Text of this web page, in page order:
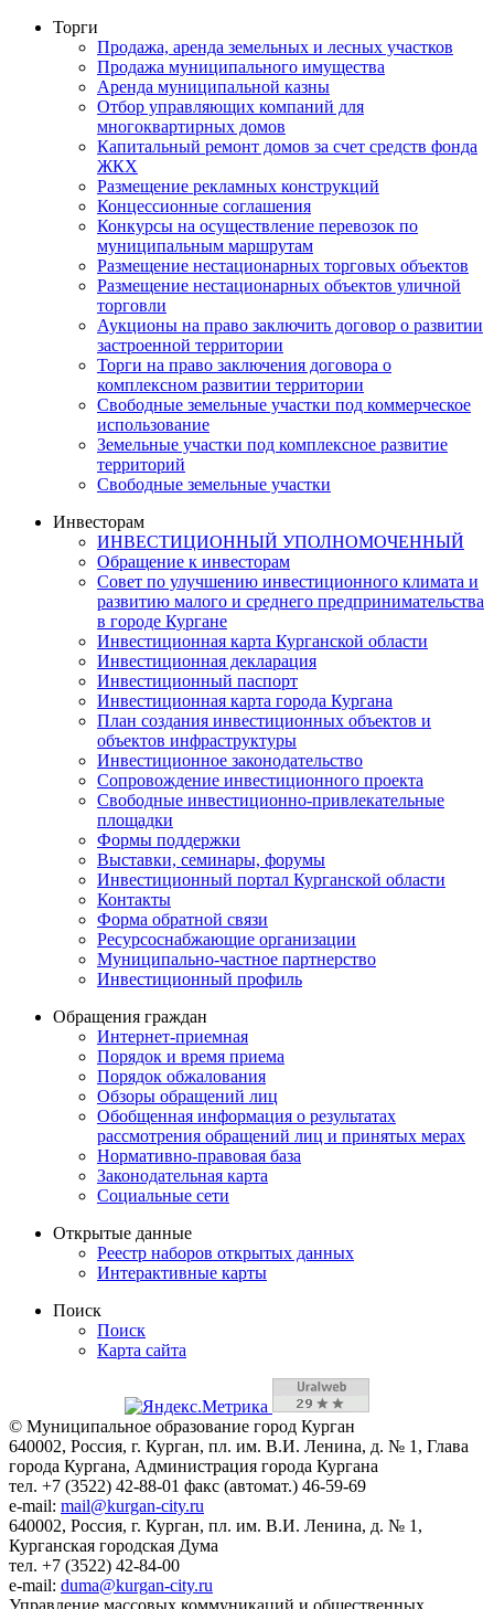
Торги
Продажа, аренда земельных и лесных участков
Продажа муниципального имущества
Аренда муниципальной казны
Отбор управляющих компаний для
многоквартирных домов
Капитальный ремонт домов за счет средств фонда
ЖКХ
Размещение рекламных конструкций
Концессионные соглашения
Конкурсы на осуществление перевозок по
муниципальным маршрутам
Размещение нестационарных торговых объектов
Размещение нестационарных объектов уличной
торговли
Аукционы на право заключить договор о развитии
застроенной территории
Торги на право заключения договора о
комплексном развитии территории
Свободные земельные участки под коммерческое
использование
Земельные участки под комплексное развитие
территорий
Свободные земельные участки
Инвесторам
ИНВЕСТИЦИОННЫЙ УПОЛНОМОЧЕННЫЙ
Обращение к инвесторам
Совет по улучшению инвестиционного климата и
развитию малого и среднего предпринимательства
в городе Кургане
Инвестиционная карта Курганской области
Инвестиционная декларация
Инвестиционный паспорт
Инвестиционная карта города Кургана
План создания инвестиционных объектов и
объектов инфраструктуры
Инвестиционное законодательство
Сопровождение инвестиционного проекта
Свободные инвестиционно-привлекательные
площадки
Формы поддержки
Выставки, семинары, форумы
Инвестиционный портал Курганской области
Контакты
Форма обратной связи
Ресурсоснабжающие организации
Муниципально-частное партнерство
Инвестиционный профиль
Обращения граждан
Интернет-приемная
Порядок и время приема
Порядок обжалования
Обзоры обращений лиц
Обобщенная информация о результатах
рассмотрения обращений лиц и принятых мерах
Нормативно-правовая база
Законодательная карта
Социальные сети
Открытые данные
Реестр наборов открытых данных
Интерактивные карты
Поиск
Поиск
Карта сайта
© Муниципальное образование город Курган
640002, Россия, г. Курган, пл. им. В.И. Ленина, д. № 1, Глава
города Кургана, Администрация города Кургана
тел. +7 (3522) 42-88-01 факс (автомат.) 46-59-69
e-mail: mail@kurgan-city.ru
640002, Россия, г. Курган, пл. им. В.И. Ленина, д. № 1,
Курганская городская Дума
тел. +7 (3522) 42-84-00
e-mail: duma@kurgan-city.ru
Управление массовых коммуникаций и общественных